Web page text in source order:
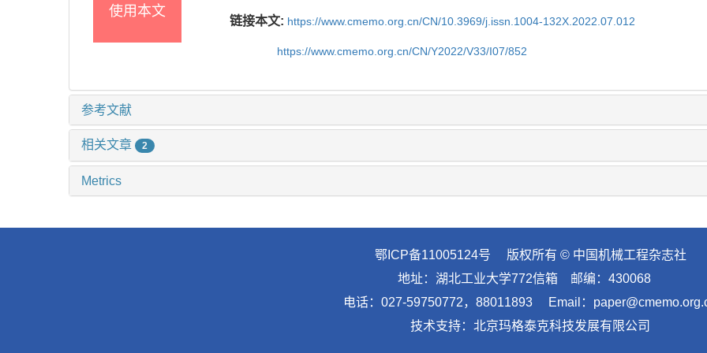
使用本文
链接本文: https://www.cmemo.org.cn/CN/10.3969/j.issn.1004-132X.2022.07.012
https://www.cmemo.org.cn/CN/Y2022/V33/I07/852
参考文献
相关文章 2
Metrics
鄂ICP备11005124号 版权所有 © 中国机械工程杂志社
地址：湖北工业大学772信箱 邮编：430068
电话：027-59750772，88011893 Email：
技术支持： 北京玛格泰克科技发展有限公司